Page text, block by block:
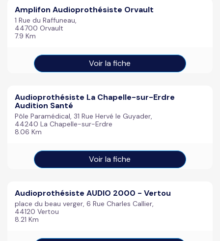
Amplifon Audioprothésiste Orvault
1 Rue du Raffuneau,
44700 Orvault
7.9 Km
Voir la fiche
Audioprothésiste La Chapelle-sur-Erdre
Audition Santé
Pôle Paramédical, 31 Rue Hervé le Guyader,
44240 La Chapelle-sur-Erdre
8.06 Km
Voir la fiche
Audioprothésiste AUDIO 2000 - Vertou
place du beau verger, 6 Rue Charles Callier,
44120 Vertou
8.21 Km